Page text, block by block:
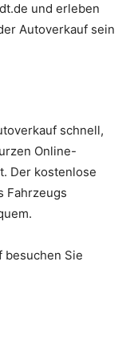
und erleben
Autoverkauf sein
schnell,
Online-
Der kostenlose
Fahrzeugs
besuchen Sie